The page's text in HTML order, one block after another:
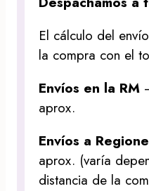
El cálculo del
la compra con el
Envíos en la RM
aprox.
Envíos a
aprox. (varía
distancia de la